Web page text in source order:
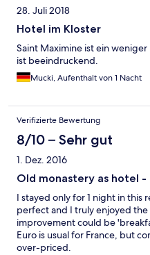
28. Juli 2018
Hotel im Kloster
Saint Maximine ist ein
ist beeindruckend.
Mucki, Aufenthalt von 1 Nacht
Verifizierte Bewertung
8/10 – Sehr gut
1. Dez. 2016
Old monastery as hotel -
I stayed only for 1 night in this
perfect and I truly enjoyed the
improvement could be
Euro is usual for France, but
over-priced.